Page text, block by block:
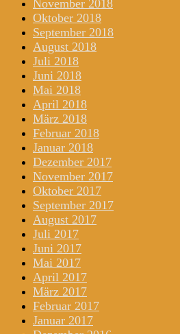
November 2018
Oktober 2018
September 2018
August 2018
Juli 2018
Juni 2018
Mai 2018
April 2018
März 2018
Februar 2018
Januar 2018
Dezember 2017
November 2017
Oktober 2017
September 2017
August 2017
Juli 2017
Juni 2017
Mai 2017
April 2017
März 2017
Februar 2017
Januar 2017